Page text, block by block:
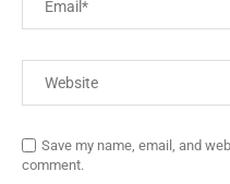
Save my name, email, and
comment.